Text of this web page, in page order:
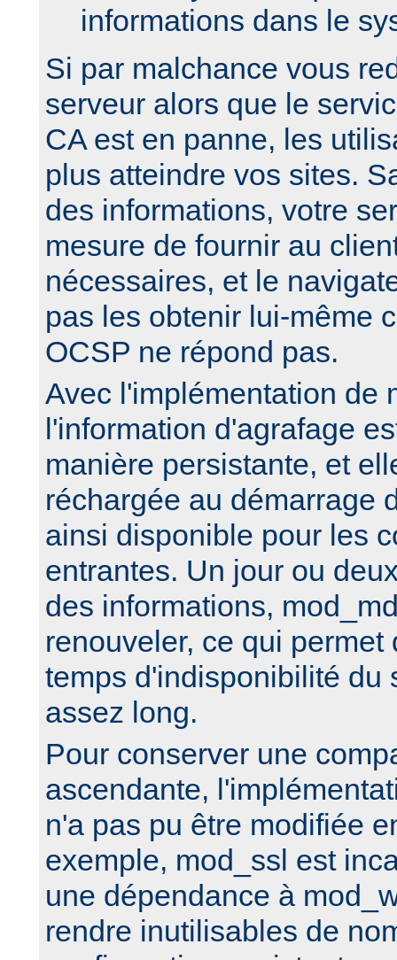
informations dans le
Si par malchance vous
serveur alors que le
CA est en panne, les
plus atteindre vos sites.
des informations, votre
mesure de fournir au
nécessaires, et le
pas les obtenir lui-même
OCSP ne répond pas.
Avec l'implémentation de
l'information d'agrafage
manière persistante, et
réchargée au démarrage
ainsi disponible pour les
entrantes. Un jour ou
des informations,
renouveler, ce qui permet
temps d'indisponibilité du
assez long.
Pour conserver une
ascendante,
n'a pas pu être modifiée
exemple, mod_ssl est
une dépendance à
rendre inutilisables de